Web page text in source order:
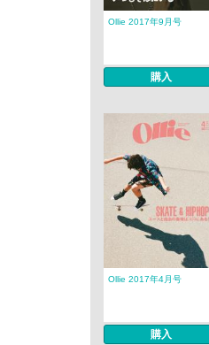
Ollie 2017年9月号
購入
Ollie 2017年4月号
購入